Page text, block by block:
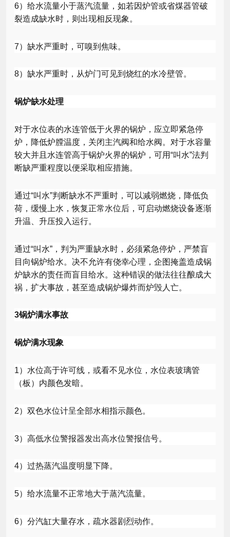
6）给水流量小于蒸汽流量，如若因炉管或省煤器管破
裂造成缺水时，则出现相反现象。
7）缺水严重时，可嗅到焦味。
8）缺水严重时，从炉门可见到烧红的水冷壁管。
锅炉缺水处理
对于水位表的水连管低于火界的锅炉，应立即紧急停
炉，降低炉膛温度，关闭主汽阀和给水阀。对于水容量
较大并且水连管高于锅炉火界的锅炉，可用“叫水”法判
断缺严重程度以便采取相应措施。
通过“叫水”判断缺水不严重时，可以减弱燃烧，降低负
荷，缓慢上水，恢复正常水位后，可启动燃烧设备逐渐
升温、升压投入运行。
通过“叫水”，判为严重缺水时，必须紧急停炉，严禁盲
目向锅炉给水。决不允许有侥幸心理，企图掩盖造成锅
炉缺水的责任而盲目给水。这种错误的做法往往酿成大
祸，扩大事故，甚至造成锅炉爆炸而炉毁人亡。
3锅炉满水事故
锅炉满水现象
1）水位高于许可线，或看不见水位，水位表玻璃管
（板）内颜色发暗。
2）双色水位计呈全部水相指示颜色。
3）高低水位警报器发出高水位警报信号。
4）过热蒸汽温度明显下降。
5）给水流量不正常地大于蒸汽流量。
6）分汽缸大量存水，疏水器剧烈动作。